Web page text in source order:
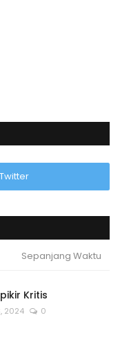
Twitter
Sepanjang Waktu
Kritis
2024 0